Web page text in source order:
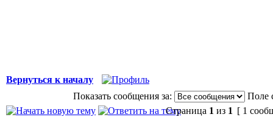
Вернуться к началу
Показать сообщения за:
Поле
Страница 1 из 1 [ 1